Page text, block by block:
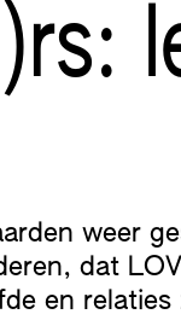
weer
dat
en relaties